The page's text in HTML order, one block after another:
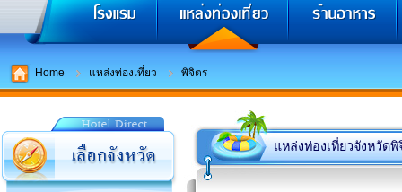
Home แหล่งท่องเที่ยว พิจิตร
แหล่งท่องเที่ยวจังหวัดพิ